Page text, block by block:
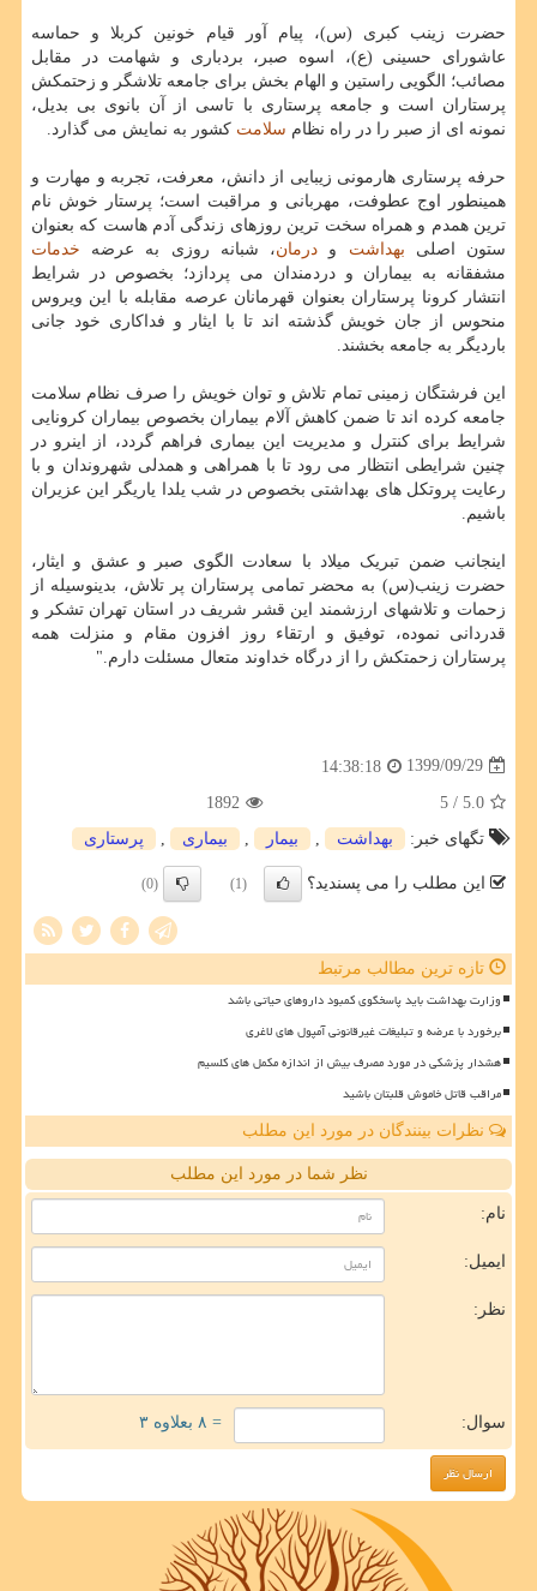
حضرت زینب کبری (س)، پیام آور قیام خونین کربلا و حماسه
عاشورای حسینی (ع)، اسوه صبر، بردباری و شهامت در مقابل
مصائب؛ الگویی راستین و الهام بخش برای جامعه تلاشگر و زحتمکش
پرستاران است و جامعه پرستاری با تاسی از آن بانوی بی بدیل،
نمونه ای از صبر را در راه نظام سلامت کشور به نمایش می گذارد.
حرفه پرستاری هارمونی زیبایی از دانش، معرفت، تجربه و مهارت و
همینطور اوج عطوفت، مهربانی و مراقبت است؛ پرستار خوش نام
ترین همدم و همراه سخت ترین روزهای زندگی آدم هاست که بعنوان
ستون اصلی بهداشت و درمان، شبانه روزی به عرضه خدمات
مشفقانه به بیماران و دردمندان می پردازد؛ بخصوص در شرایط
انتشار کرونا پرستاران بعنوان قهرمانان عرصه مقابله با این ویروس
منحوس از جان خویش گذشته اند تا با ایثار و فداکاری خود جانی
باردیگر به جامعه بخشند.
این فرشتگان زمینی تمام تلاش و توان خویش را صرف نظام سلامت
جامعه کرده اند تا ضمن کاهش آلام بیماران بخصوص بیماران کرونایی
شرایط برای کنترل و مدیریت این بیماری فراهم گردد، از اینرو در
چنین شرایطی انتظار می رود تا با همراهی و همدلی شهروندان و با
رعایت پروتکل های بهداشتی بخصوص در شب یلدا یاریگر این عزیران
باشیم.
اینجانب ضمن تبریک میلاد با سعادت الگوی صبر و عشق و ایثار،
حضرت زینب(س) به محضر تمامی پرستاران پر تلاش، بدینوسیله از
زحمات و تلاشهای ارزشمند این قشر شریف در استان تهران تشکر و
قدردانی نموده، توفیق و ارتقاء روز افزون مقام و منزلت همه
پرستاران زحمتکش را از درگاه خداوند متعال مسئلت دارم."
1399/09/29
14:38:18
5.0
/ 5
1892
تگهای خبر:
بهداشت بیمار بیماری پرستاری
این مطلب را می پسندید؟ (1)
(0)
تازه ترین مطالب مرتبط
وزارت بهداشت باید پاسخگوی کمبود داروهای حیاتی باشد
برخورد با عرضه و تبلیغات غیرقانونی آمپول های لاغری
هشدار پزشکی در مورد مصرف بیش از اندازه مکمل های کلسیم
مراقب قاتل خاموش قلبتان باشید
نظرات بینندگان در مورد این مطلب
نظر شما در مورد این مطلب
نام:
ایمیل:
نظر:
سوال: = ۸ بعلاوه ۳